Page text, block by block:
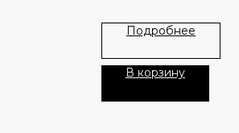
Подробнее
В корзину